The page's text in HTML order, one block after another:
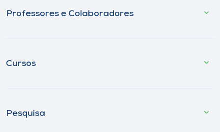
Professores e Colaboradores
Cursos
Pesquisa